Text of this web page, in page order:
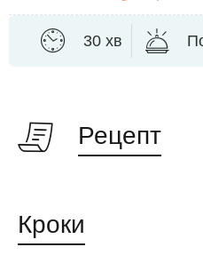
30 хв
Рецепт
Кроки